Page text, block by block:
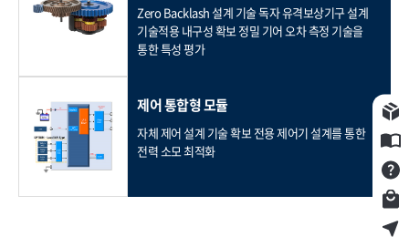
Zero Backlash 설계 기술독자 유격보상기구 설계
기술적용 내구성 확보정밀 기어 오차 측정 기술을
통한 특성 평가
제어 통합형 모듈
자체 제어 설계 기술 확보전용 제어기 설계를 통한
전력 소모 최적화
E카달로그
쇼핑몰